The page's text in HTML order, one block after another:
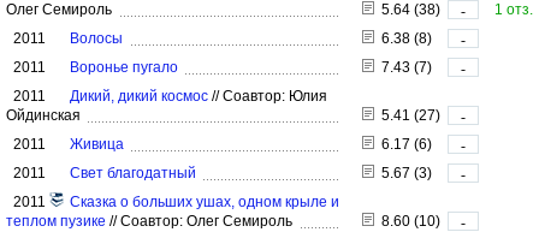
Олег Семироль
5.64 (38) -
1 отз.
2011
Волосы 6.38 (8)
-
2011
Воронье пугало 7.43 (7)
-
2011
Дикий, дикий космос //Соавтор: Юлия
Ойдинская
5.41 (27)
-
2011
Живица 6.17 (6)
-
2011
Свет благодатный 5.67 (3)
-
2011
Сказка о больших ушах, одном крыле и
теплом пузике //Соавтор: Олег Семироль 8.60 (10)
-